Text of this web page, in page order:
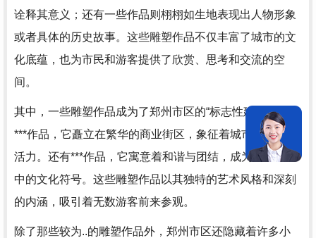
诠释其意义；还有一些作品则栩栩如生地表现出人物形象
或者具体的历史故事。这些雕塑作品不仅丰富了城市的文
化底蕴，也为市民和游客提供了欣赏、思考和交流的空
间。
其中，一些雕塑作品成为了郑州市区的“标志性建筑”，如
***作品，它矗立在繁华的商业街区，象征着城市的繁荣与
活力。还有***作品，它寓意着和谐与团结，成为了市民心
中的文化符号。这些雕塑作品以其独特的艺术风格和深刻
的内涵，吸引着无数游客前来参观。
除了那些较为..的雕塑作品外，郑州市区还隐藏着许多小